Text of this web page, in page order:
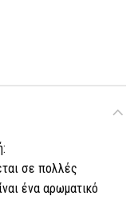
σε πολλές
ένα αρωματικό